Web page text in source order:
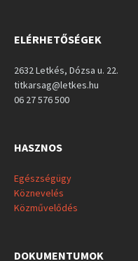
ELÉRHETŐSÉGEK
2632 Letkés, Dózsa u. 22.
titkarsag@letkes.hu
06 27 576 500
HASZNOS
Egészségügy
Köznevelés
Közművelődés
DOKUMENTUMOK